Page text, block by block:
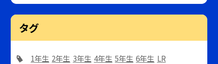
タグ
1年生 2年生 3年生 4年生 5年生 6年生 LR